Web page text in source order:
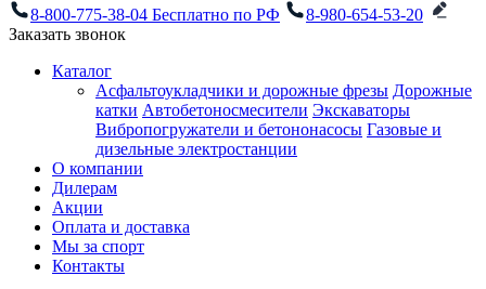
8-800-775-38-04 Бесплатно по РФ
8-980-654-53-20
Заказать звонок
Каталог
Асфальтоукладчики и дорожные фрезы Дорожные
катки Автобетоносмесители Экскаваторы
Вибропогружатели и бетононасосы Газовые и
дизельные электростанции
О компании
Дилерам
Акции
Оплата и доставка
Мы за спорт
Контакты